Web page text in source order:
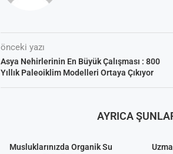
önceki yazı
Asya Nehirlerinin En Büyük Çalışması : 800
Yıllık Paleoiklim Modelleri Ortaya Çıkıyor
AYRICA
Musluklarınızda Organik Su